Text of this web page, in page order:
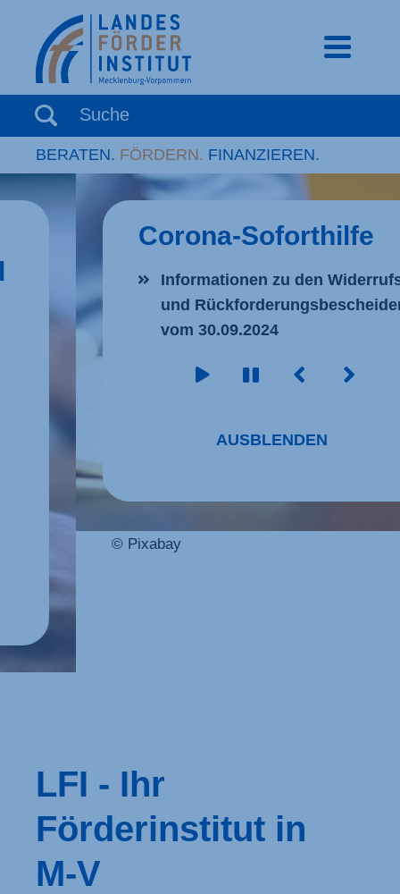
mobiles
Suchbegriff eingeben
Suche
BERATEN. FÖRDERN. FINANZIEREN.
Corona-Soforthilfe
Informationen zu den Widerrufs-
und Rückforderungsbescheiden
vom 30.09.2024
AUSBLENDEN
LFI - Ihr
Förderinstitut in
M‑V